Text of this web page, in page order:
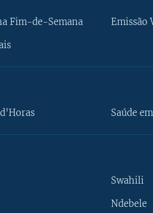
Fim-de-Semana Emissão
Saúde
Swahili
Ndebele